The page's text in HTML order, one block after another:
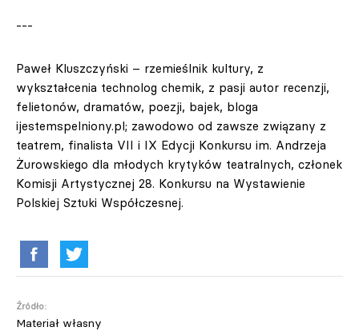
---
Paweł Kluszczyński – rzemieślnik kultury, z
wykształcenia technolog chemik, z pasji autor recenzji,
felietonów, dramatów, poezji, bajek, bloga
ijestemspelniony.pl; zawodowo od zawsze związany z
teatrem, finalista VII i IX Edycji Konkursu im. Andrzeja
Żurowskiego dla młodych krytyków teatralnych, członek
Komisji Artystycznej 28. Konkursu na Wystawienie
Polskiej Sztuki Współczesnej.
Źródło:
Materiał własny